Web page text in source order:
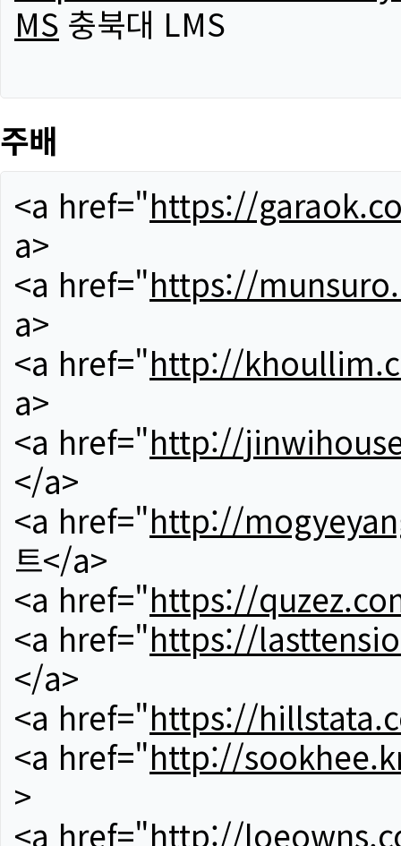
MS 충북대 LMS
주배
<a href="https://
a>
<a href="https://
a>
<a href="http://
a>
<a href="http://
</a>
<a href="http://
트</a>
<a href="https://
<a href="https://
</a>
<a href="https://
<a href="http://
>
<a href="http://